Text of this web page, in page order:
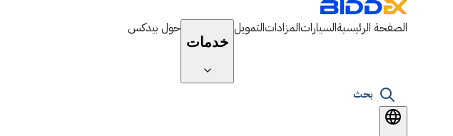
الصفحة الرئيسيةالسياراتالمزاداتالتمويل
خدمات
حول بيدكس
بحث